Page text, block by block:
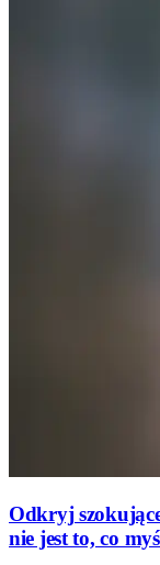
Odkryj
nie jest to, co